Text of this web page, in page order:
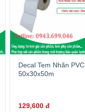
Decal Tem Nhãn PVC
50x30x50m
129,600 đ